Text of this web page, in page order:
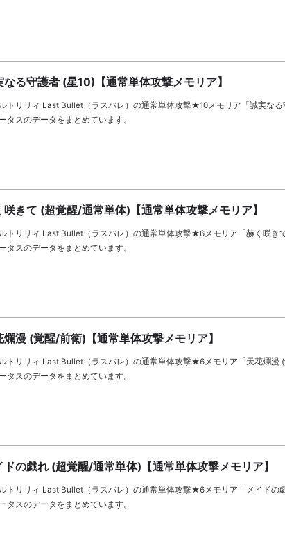
なる守護者 (星10)【通常単体攻撃メモリア】
トリリィ Last Bullet（ラスバレ）の通常単体攻撃★10メモリア「誠実な
タスのデータをまとめています。
咲きて (超覚醒/通常単体)【通常単体攻撃メモリア】
トリリィ Last Bullet（ラスバレ）の通常単体攻撃★6メモリア「赫く咲き
タスのデータをまとめています。
爛漫 (覚醒/前衛)【通常単体攻撃メモリア】
トリリィ Last Bullet（ラスバレ）の通常単体攻撃★6メモリア「天花爛漫
タスのデータをまとめています。
ドの戯れ (超覚醒/通常単体)【通常単体攻撃メモリア】
トリリィ Last Bullet（ラスバレ）の通常単体攻撃★6メモリア「メイドの
タスのデータをまとめています。